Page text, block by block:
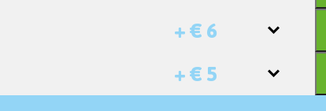
+ € 6
+ € 5